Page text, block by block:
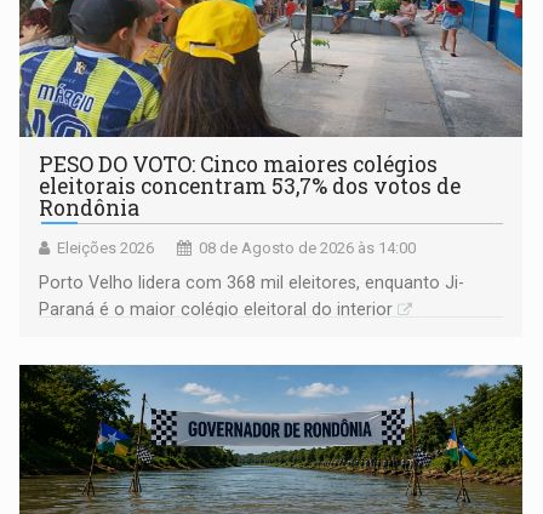
PESO DO VOTO: Cinco maiores colégios
eleitorais concentram 53,7% dos votos de
Rondônia
Eleições 2026 08 de Agosto de 2026 às 14:00
Porto Velho lidera com 368 mil eleitores, enquanto Ji-
Paraná é o maior colégio eleitoral do interior